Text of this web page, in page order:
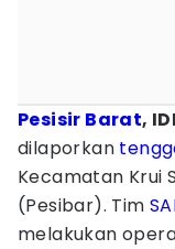
Pesisir Barat,
dilaporkan
Kecamatan Krui
(Pesibar). Tim
melakukan